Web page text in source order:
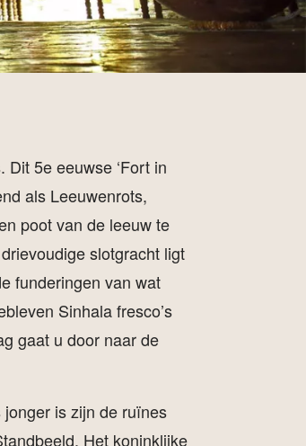
5e eeuwse ‘Fort in
als Leeuwenrots,
poot van de leeuw te
slotgracht ligt
funderingen van wat
Sinhala fresco’s
gaat u door naar de
is zijn de ruïnes
Het koninklijke